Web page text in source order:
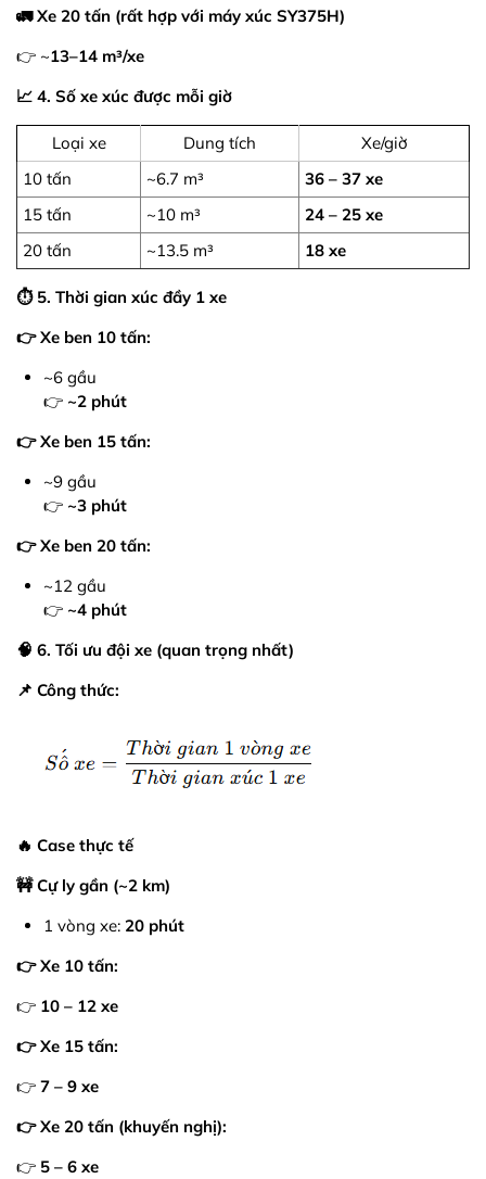
🚛 Xe 20 tấn (rất hợp với máy xúc SY375H)
👉 ~13–14 m³/xe
📈 4. Số xe xúc được mỗi giờ
Loại xe Dung tích
Xe/giờ
10 tấn
~6.7 m³
36 – 37 xe
15 tấn
~10 m³
24 – 25 xe
20 tấn
~13.5 m³ 18 xe
⏱️ 5. Thời gian xúc đầy 1 xe
👉 Xe ben 10 tấn:
~6 gầu
👉 ~2 phút
👉 Xe ben 15 tấn:
~9 gầu
👉 ~3 phút
👉 Xe ben 20 tấn:
~12 gầu
👉 ~4 phút
🧠 6. Tối ưu đội xe (quan trọng nhất)
📌 Công thức:
🔥 Case thực tế
🚧 Cự ly gần (~2 km)
1 vòng xe: 20 phút
👉 Xe 10 tấn:
👉 10 – 12 xe
👉 Xe 15 tấn:
👉 7 – 9 xe
👉 Xe 20 tấn (khuyến nghị):
👉 5 – 6 xe